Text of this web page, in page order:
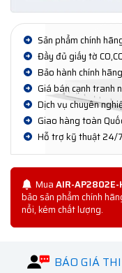
Sản phẩm chính
Đầy đủ giấy tờ
Bảo hành chính hãng
Giá bán cạnh tranh
Dịch vụ chuyên
Giao hàng toàn
Hỗ trợ kỹ thuật 24/7
MuaAIR-AP2802E-
bảo sản phẩm chính
nổi, kém chất lượng.
BÁO GIÁ